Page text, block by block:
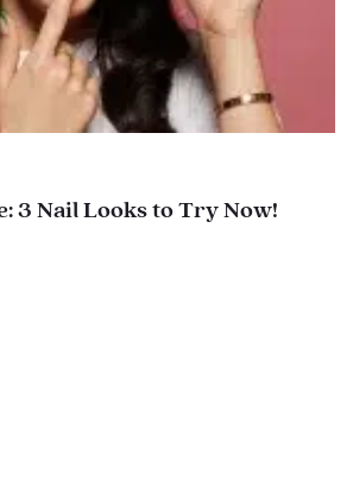
3 Nail Looks to Try Now!